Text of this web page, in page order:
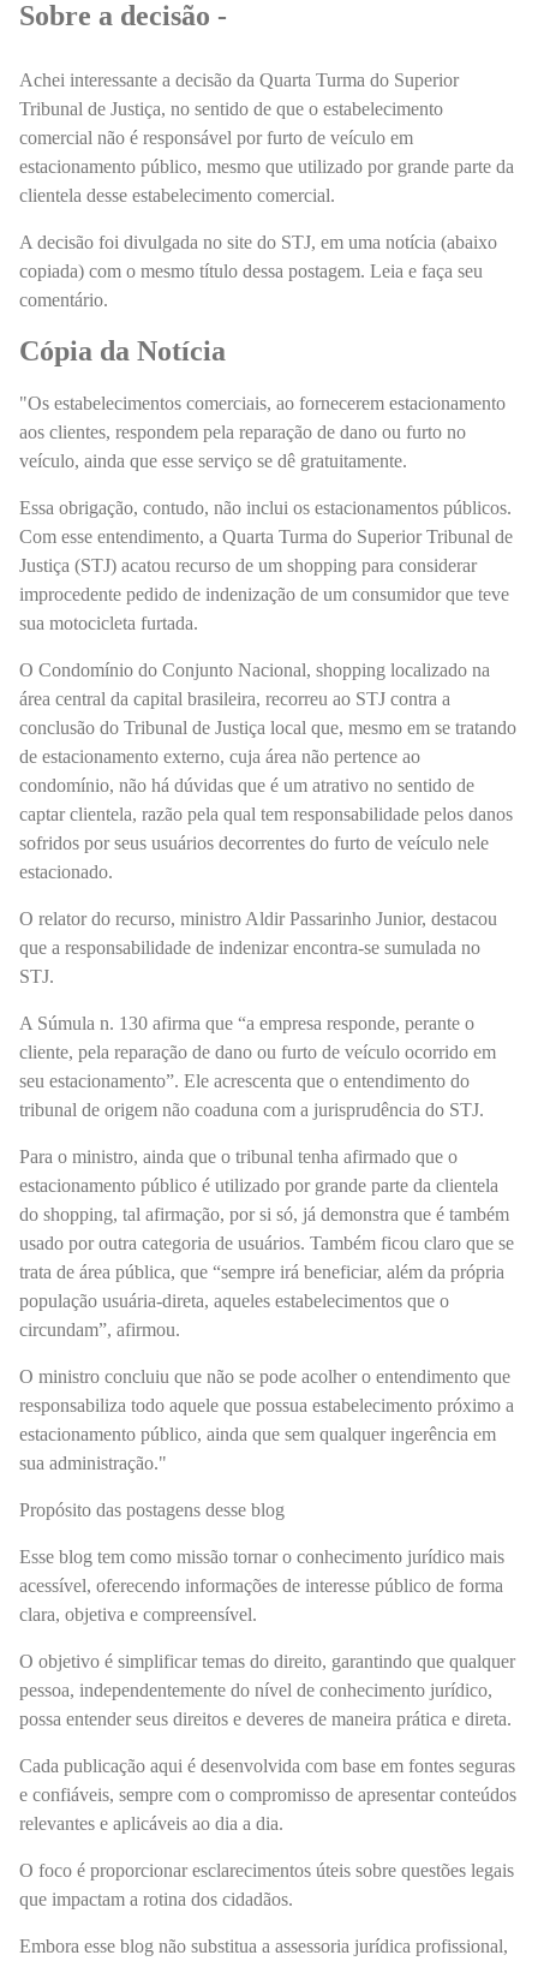
Sobre a decisão -
Achei interessante a decisão da Quarta Turma do Superior
Tribunal de Justiça, no sentido de que o estabelecimento
comercial não é responsável por furto de veículo em
estacionamento público, mesmo que utilizado por grande parte da
clientela desse estabelecimento comercial.
A decisão foi divulgada no site do STJ, em uma notícia (abaixo
copiada) com o mesmo título dessa postagem. Leia e faça seu
comentário.
Cópia da Notícia
"Os estabelecimentos comerciais, ao fornecerem estacionamento
aos clientes, respondem pela reparação de dano ou furto no
veículo, ainda que esse serviço se dê gratuitamente.
Essa obrigação, contudo, não inclui os estacionamentos públicos.
Com esse entendimento, a Quarta Turma do Superior Tribunal de
Justiça (STJ) acatou recurso de um shopping para considerar
improcedente pedido de indenização de um consumidor que teve
sua motocicleta furtada.
O Condomínio do Conjunto Nacional, shopping localizado na
área central da capital brasileira, recorreu ao STJ contra a
conclusão do Tribunal de Justiça local que, mesmo em se tratando
de estacionamento externo, cuja área não pertence ao
condomínio, não há dúvidas que é um atrativo no sentido de
captar clientela, razão pela qual tem responsabilidade pelos danos
sofridos por seus usuários decorrentes do furto de veículo nele
estacionado.
O relator do recurso, ministro Aldir Passarinho Junior, destacou
que a responsabilidade de indenizar encontra-se sumulada no
STJ.
A Súmula n. 130 afirma que “a empresa responde, perante o
cliente, pela reparação de dano ou furto de veículo ocorrido em
seu estacionamento”. Ele acrescenta que o entendimento do
tribunal de origem não coaduna com a jurisprudência do STJ.
Para o ministro, ainda que o tribunal tenha afirmado que o
estacionamento público é utilizado por grande parte da clientela
do shopping, tal afirmação, por si só, já demonstra que é também
usado por outra categoria de usuários. Também ficou claro que se
trata de área pública, que “sempre irá beneficiar, além da própria
população usuária-direta, aqueles estabelecimentos que o
circundam”, afirmou.
O ministro concluiu que não se pode acolher o entendimento que
responsabiliza todo aquele que possua estabelecimento próximo a
estacionamento público, ainda que sem qualquer ingerência em
sua administração."
Propósito das postagens desse blog
Esse blog tem como missão tornar o conhecimento jurídico mais
acessível, oferecendo informações de interesse público de forma
clara, objetiva e compreensível.
O objetivo é simplificar temas do direito, garantindo que qualquer
pessoa, independentemente do nível de conhecimento jurídico,
possa entender seus direitos e deveres de maneira prática e direta.
Cada publicação aqui é desenvolvida com base em fontes seguras
e confiáveis, sempre com o compromisso de apresentar conteúdos
relevantes e aplicáveis ao dia a dia.
O foco é proporcionar esclarecimentos úteis sobre questões legais
que impactam a rotina dos cidadãos.
Embora esse blog não substitua a assessoria jurídica profissional,